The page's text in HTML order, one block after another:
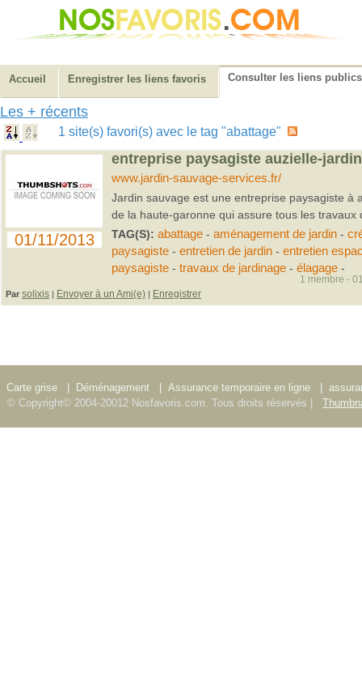
Accueil Enregistrer les liens favoris Consulter les liens publics
Les + récents
1 site(s) favori(s) avec le tag "abattage"
01/11/2013
entreprise paysagiste auzielle-
www.jardin-sauvage-services.fr/
Jardin sauvage est une entreprise paysagiste à
de la haute-garonne qui assure tous les travaux
TAG(S): abattage- aménagement de jardin-
paysagiste- entretien de jardin- entretien
paysagiste- travaux de jardinage- élagage-
Par solixis | Envoyer à un Ami(e) | Enregistrer
1 membre -
Carte grise Déménagement Assurance temporaire en ligne
© Copyright© 2004-20012 Nosfavoris.com. Tous droits réservés |